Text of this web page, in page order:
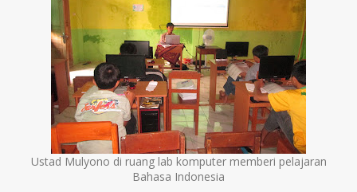
Ustad Mulyono di ruang lab komputer memberi pelajaran
Bahasa Indonesia